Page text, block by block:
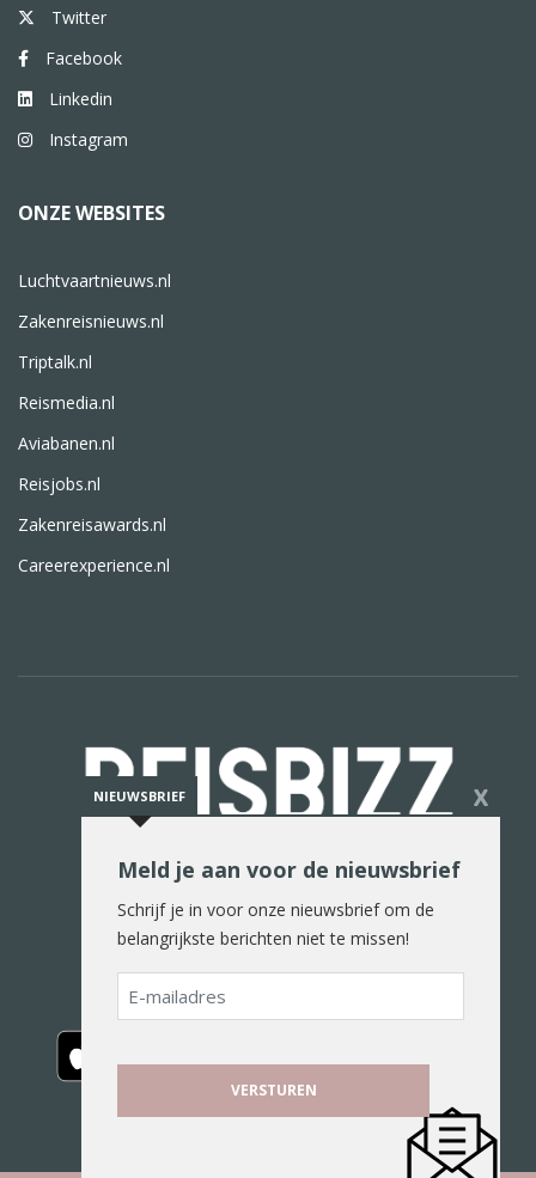
Twitter
Facebook
Linkedin
Instagram
ONZE WEBSITES
Luchtvaartnieuws.nl
Zakenreisnieuws.nl
Triptalk.nl
Reismedia.nl
Aviabanen.nl
Reisjobs.nl
Zakenreisawards.nl
Careerexperience.nl
De reiswereld in woord en beeld
NIEUWSBRIEF X
Meld je aan voor de nieuwsbrief
Schrijf je in voor onze nieuwsbrief om de
belangrijkste berichten niet te missen!
E-
mailadres